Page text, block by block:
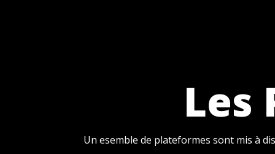
Les
Un esemble de plateformes sont mis à